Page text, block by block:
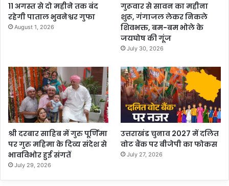
11 अगस्त से दो महीने तक बंद
रहेगी पाताल भुवनेश्वर गुफा
August 1, 2026
गुरूवार से सावन का महीना
शुरू, गंगाजल लेकर निकले
शिवभक्त, बम-बम भोले के
जयघोष की गूंज
July 30, 2026
श्री दरबार साहिब में गुरु पूर्णिमा
पर गुरु महिमा के दिव्य संदेश से
भावविभोर हुई संगतें
July 29, 2026
उत्तराखंड चुनाव 2027 में दलित
वोट बैंक पर बीजेपी का फोकस
July 27, 2026